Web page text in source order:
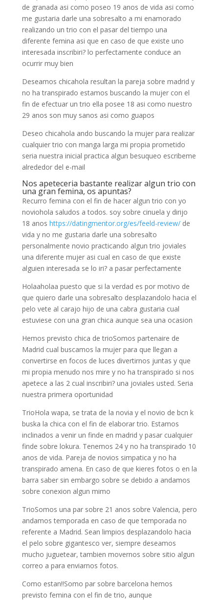
de granada asi­ como poseo 19 anos de vida asi­ como
me gustaria darle una sobresalto a mi enamorado
realizando un trio con el pasar del tiempo una
diferente femina asi que en caso de que existe uno
interesada inscribiri? lo perfectamente conduce an
ocurrir muy bien
Deseamos chicahola resultan la pareja sobre madrid y
no ha transpirado estamos buscando la mujer con el
fin de efectuar un trio ella posee 18 asi­ como nuestro
29 anos son muy sanos asi­ como guapos
Deseo chicahola ando buscando la mujer para realizar
cualquier trio con manga larga mi propia prometido
seri­a nuestra inicial practica algun besuqueo escribeme
alrededor del e-mail
Nos apeteceria bastante realizar algun trio con
una gran femina, os apuntas?
Recurro femina con el fin de hacer algun trio con yo
noviohola saludos a todos. soy sobre cinuela y dirijo
18 anos https://datingmentor.org/es/feeld-review/de
vida y no me gustaria darle una sobresalto
personalmente novio practicando algun trio joviales
una diferente mujer asi cual en caso de que existe
alguien interesada se lo iri? a pasar perfectamente
Holaaholaa puesto que si la verdad es por motivo de
que quiero darle una sobresalto desplazandolo hacia el
pelo vete al carajo hijo de una cabra gustaria cual
estuviese con una gran chica aunque sea una ocasion
Hemos previsto chica de trioSomos partenaire de
Madrid cual buscamos la mujer para que llegan a
convertirse en focos de luces divertirnos juntas y que
mi propia menudo nos mire y no ha transpirado si nos
apetece a las 2 cual inscribiri? una joviales usted. Seri­a
nuestra primera oportunidad
TrioHola wapa, se trata de la novia y el novio de bcn k
buska la chica con el fin de elaborar trio. Estamos
inclinados a venir un finde en madrid y pasar cualquier
finde sobre lokura. Tenemos 24 y no ha transpirado 10
anos de vida. Pareja de novios simpatica y no ha
transpirado amena. En caso de que kieres fotos o en la
barra saber sin embargo sobre se debido a andamos
sobre conexion algun mimo
TrioSomos una par sobre 21 anos sobre Valencia, pero
andamos temporada en caso de que temporada no
referente a Madrid. Sean limpios desplazandolo hacia
el pelo sobre gigantesco ver, siempre deseamos
mucho juguetear, tambien movernos sobre sitio algun
correo a para enviarnos fotos.
Como estan!!Somo par sobre barcelona hemos
previsto femina con el fin de trio, aunque